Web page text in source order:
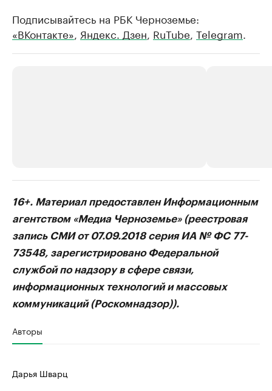
Подписывайтесь на РБК Черноземье:
«ВКонтакте», Яндекс. Дзен, RuTube, Telegram.
Делитесь новостями бизнеса на РБК
Управляйте страницей компании и развивайте личные
бренды спикеров бизнеса
16+. Материал предоставлен Информационным
агентством «Медиа Черноземье» (реестровая
запись СМИ от 07.09.2018 серия ИА № ФС 77-
73548, зарегистрировано Федеральной
службой по надзору в сфере связи,
информационных технологий и массовых
коммуникаций (Роскомнадзор)).
Авторы
Дарья Шварц